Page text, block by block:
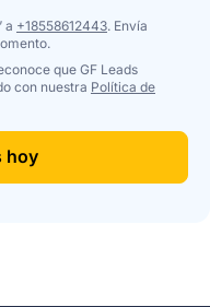
a +18558612443. Envía
que GF Leads
con nuestra Política de
hoy